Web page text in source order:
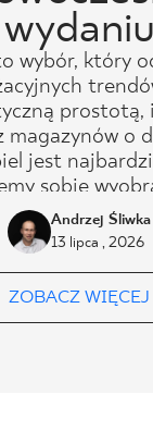
wydaniu
wybór, który
prostotą,
o
jest
sobie
ale też
z mody.
w jaki go
Andrzej Śliwka
13 lipca , 2026
ZOBACZ WIĘCEJ